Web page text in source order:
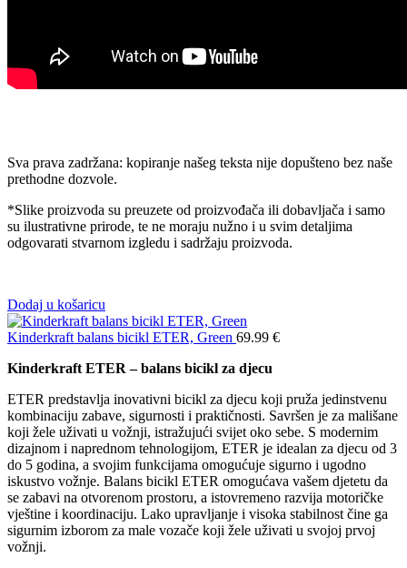
Sva prava zadržana: kopiranje našeg teksta nije dopušteno bez naše
prethodne dozvole.
*Slike proizvoda su preuzete od proizvođača ili dobavljača i samo
su ilustrativne prirode, te ne moraju nužno i u svim detaljima
odgovarati stvarnom izgledu i sadržaju proizvoda.
Dodaj u košaricu
Kinderkraft balans bicikl ETER, Green 69.99 €
Kinderkraft ETER – balans bicikl za djecu
ETER predstavlja inovativni bicikl za djecu koji pruža jedinstvenu
kombinaciju zabave, sigurnosti i praktičnosti. Savršen je za mališane
koji žele uživati u vožnji, istražujući svijet oko sebe. S modernim
dizajnom i naprednom tehnologijom, ETER je idealan za djecu od 3
do 5 godina, a svojim funkcijama omogućuje sigurno i ugodno
iskustvo vožnje. Balans bicikl ETER omogućava vašem djetetu da
se zabavi na otvorenom prostoru, a istovremeno razvija motoričke
vještine i koordinaciju. Lako upravljanje i visoka stabilnost čine ga
sigurnim izborom za male vozače koji žele uživati u svojoj prvoj
vožnji.